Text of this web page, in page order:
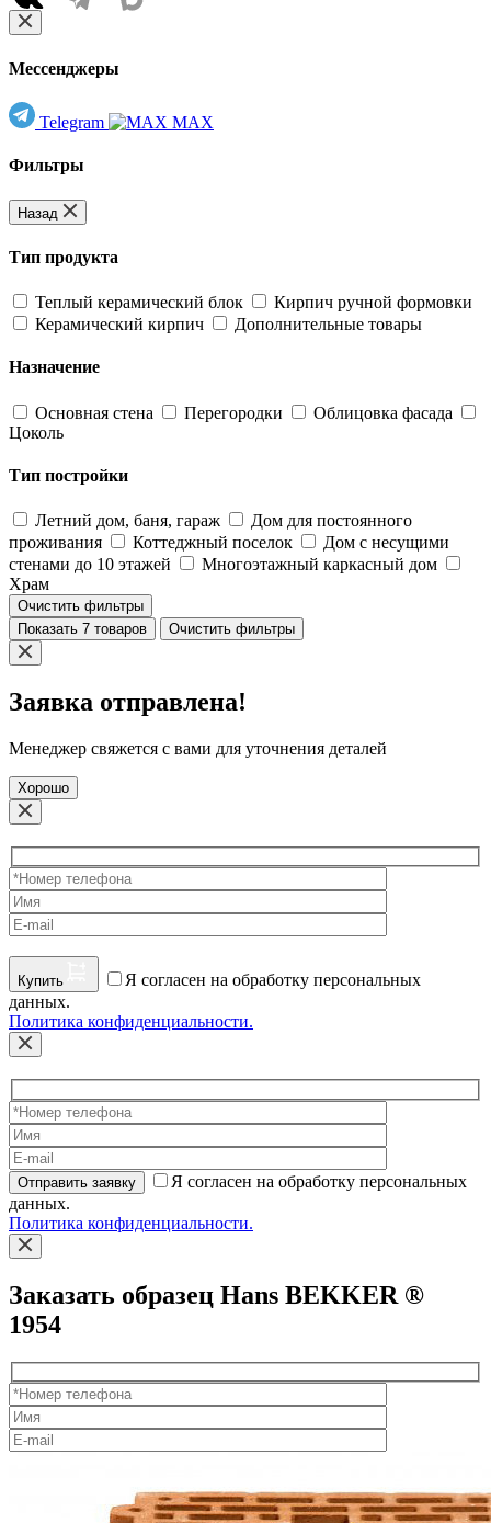
Мессенджеры
Telegram MAX
Фильтры
Назад
Тип продукта
Теплый керамический блок
Кирпич ручной формовки
Керамический кирпич
Дополнительные товары
Назначение
Основная стена Перегородки
Облицовка фасада
Цоколь
Тип постройки
Летний дом, баня, гараж
Дом для постоянного
проживания
Коттеджный поселок
Дом с несущими
стенами до 10 этажей
Многоэтажный каркасный дом
Храм
Очистить фильтры
Показать 7 товаров
Очистить фильтры
Заявка отправлена!
Менеджер свяжется с вами для уточнения деталей
Хорошо
Купить
Я согласен на обработку персональных
данных.
Политика конфиденциальности.
Отправить заявку
Я согласен на обработку персональных
данных.
Политика конфиденциальности.
Заказать образец Hans BEKKER ®
1954